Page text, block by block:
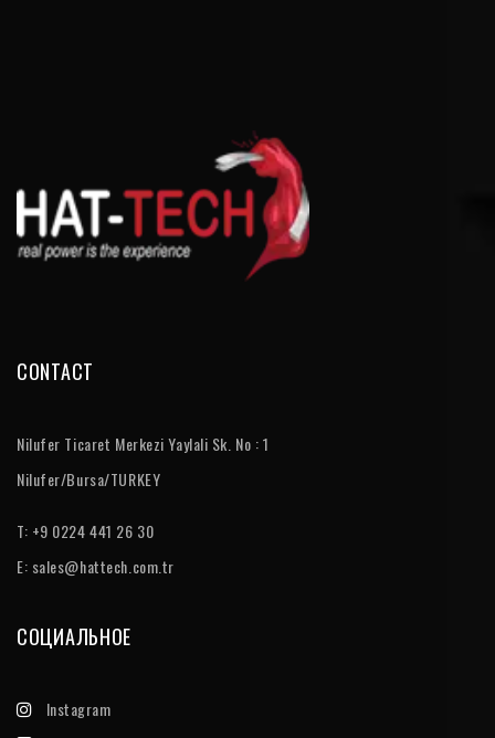
CONTACT
Nilufer Ticaret Merkezi Yaylali Sk. No : 1
Nilufer/Bursa/TURKEY
T: +9 0224 441 26 30
E: sales@hattech.com.tr
СОЦИАЛЬНОЕ
Instagram